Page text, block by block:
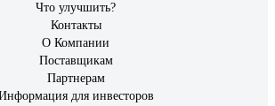
Что улучшить?
Контакты
О Компании
Поставщикам
Партнерам
для инвесторов